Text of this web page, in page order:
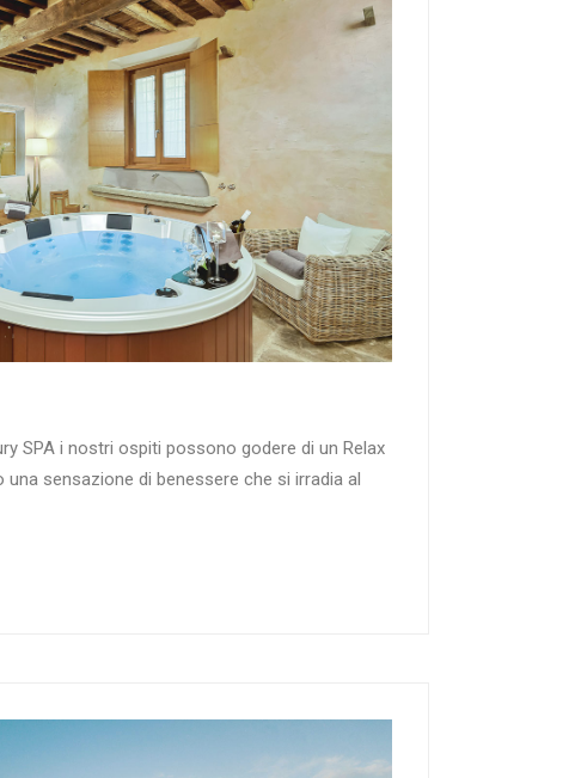
SPA i nostri ospiti possono godere di un Relax
sensazione di benessere che si irradia al